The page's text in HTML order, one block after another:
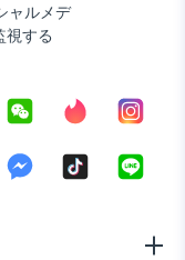
ャルメデ
視する